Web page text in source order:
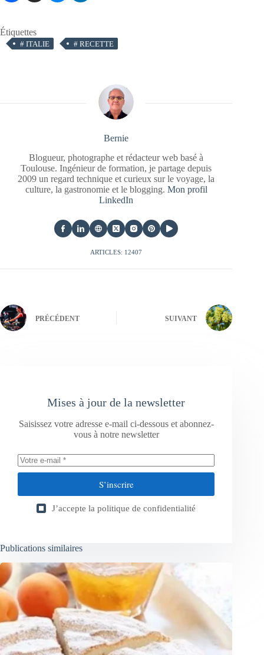
Étiquettes
# ITALIE # RECETTE
Bernie
Blogueur, photographe et rédacteur web basé à
Toulouse. Ingénieur de formation, je partage depuis
2009 un regard technique et curieux sur le voyage, la
culture, la gastronomie et le blogging. Mon profil
LinkedIn
ARTICLES: 12407
PRÉCÉDENT SUIVANT
Mises à jour de la newsletter
Saisissez votre adresse e-mail ci-dessous et abonnez-
vous à notre newsletter
S’inscrire
J’accepte la politique de confidentialité
Publications similaires